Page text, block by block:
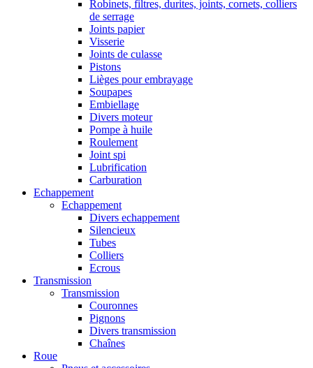
Robinets, filtres, durites, joints, cornets, colliers
de serrage
Joints papier
Visserie
Joints de culasse
Pistons
Lièges pour embrayage
Soupapes
Embiellage
Divers moteur
Pompe à huile
Roulement
Joint spi
Lubrification
Carburation
Echappement
Echappement
Divers echappement
Silencieux
Tubes
Colliers
Ecrous
Transmission
Transmission
Couronnes
Pignons
Divers transmission
Chaînes
Roue